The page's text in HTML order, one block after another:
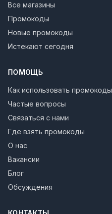
Все магазины
Промокоды
Новые промокоды
Истекают сегодня
ПОМОЩЬ
Как использовать промокоды
Частые вопросы
Связаться с нами
Где взять промокоды
О нас
Вакансии
Блог
Обсуждения